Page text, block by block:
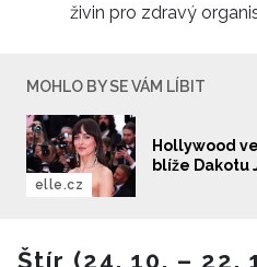
živin pro zdravý
MOHLO BY SE VÁM LÍBIT
Hollywood
blíže Dakotu
elle.cz
Štír (24. 10. – 22.